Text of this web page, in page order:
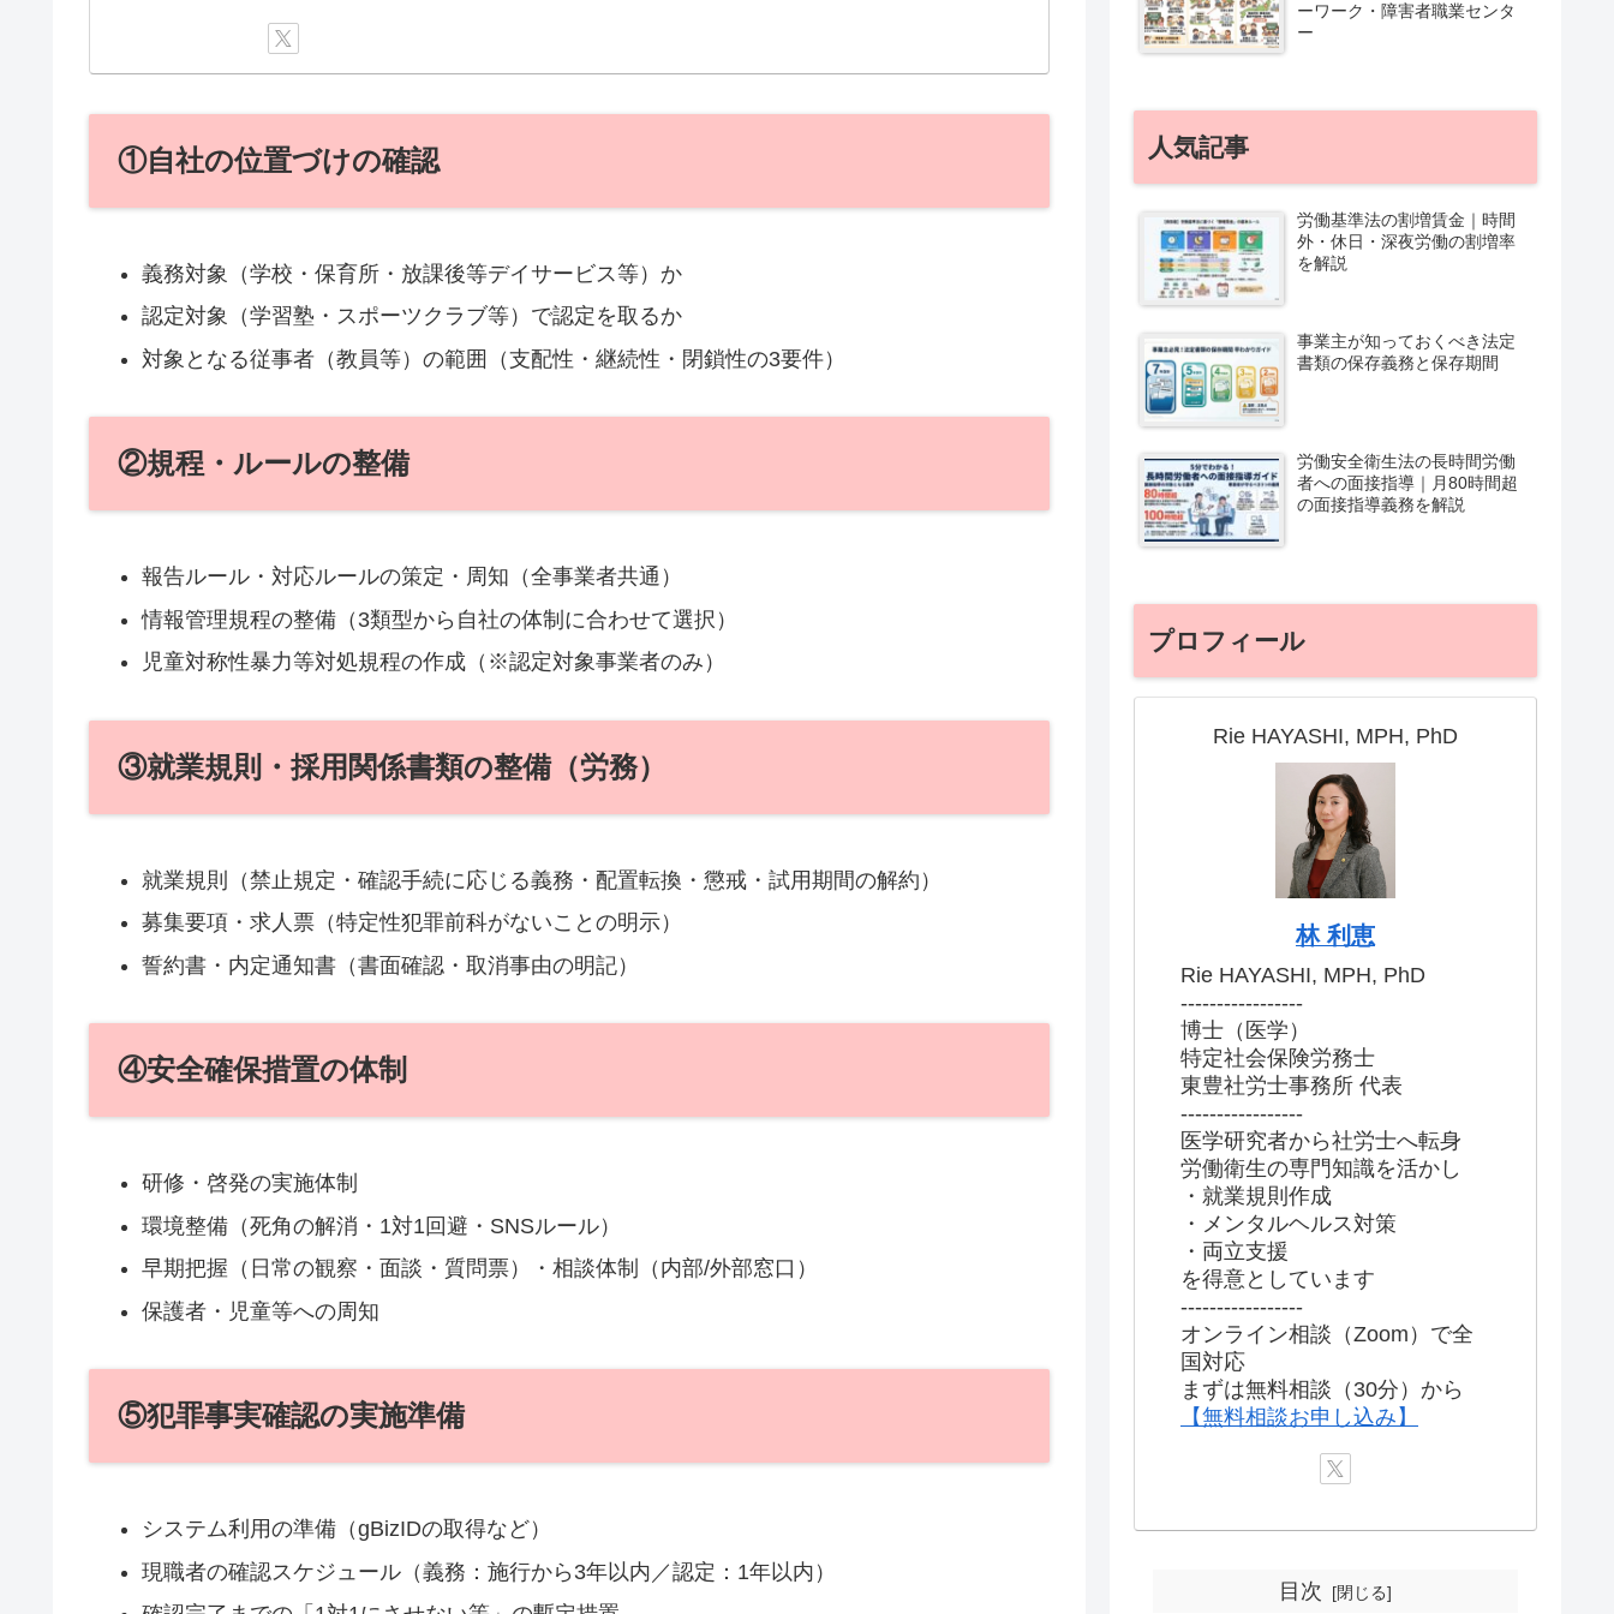
①自社の位置づけの確認
義務対象（学校・保育所・放課後等デイサービス等）か
認定対象（学習塾・スポーツクラブ等）で認定を取るか
対象となる従事者（教員等）の範囲（支配性・継続性・閉鎖性の3要件）
②規程・ルールの整備
報告ルール・対応ルールの策定・周知（全事業者共通）
情報管理規程の整備（3類型から自社の体制に合わせて選択）
児童対称性暴力等対処規程の作成（※認定対象事業者のみ）
③就業規則・採用関係書類の整備（労務）
就業規則（禁止規定・確認手続に応じる義務・配置転換・懲戒・試用期間の解約）
募集要項・求人票（特定性犯罪前科がないことの明示）
誓約書・内定通知書（書面確認・取消事由の明記）
④安全確保措置の体制
研修・啓発の実施体制
環境整備（死角の解消・1対1回避・SNSルール）
早期把握（日常の観察・面談・質問票）・相談体制（内部/外部窓口）
保護者・児童等への周知
⑤犯罪事実確認の実施準備
システム利用の準備（gBizIDの取得など）
現職者の確認スケジュール（義務：施行から3年以内／認定：1年以内）
ーワーク・障害者職業センタ
ー
人気記事
労働基準法の割増賃金｜時間
外・休日・深夜労働の割増率
を解説
事業主が知っておくべき法定
書類の保存義務と保存期間
労働安全衛生法の長時間労働
者への面接指導｜月80時間超
の面接指導義務を解説
プロフィール
Rie HAYASHI, MPH, PhD
林 利恵
Rie HAYASHI, MPH, PhD
-----------------
博士（医学）
特定社会保険労務士
東豊社労士事務所 代表
-----------------
医学研究者から社労士へ転身
労働衛生の専門知識を活かし
・就業規則作成
・メンタルヘルス対策
・両立支援
を得意としています
-----------------
オンライン相談（Zoom）で全
国対応
まずは無料相談（30分）から
【無料相談お申し込み】
目次